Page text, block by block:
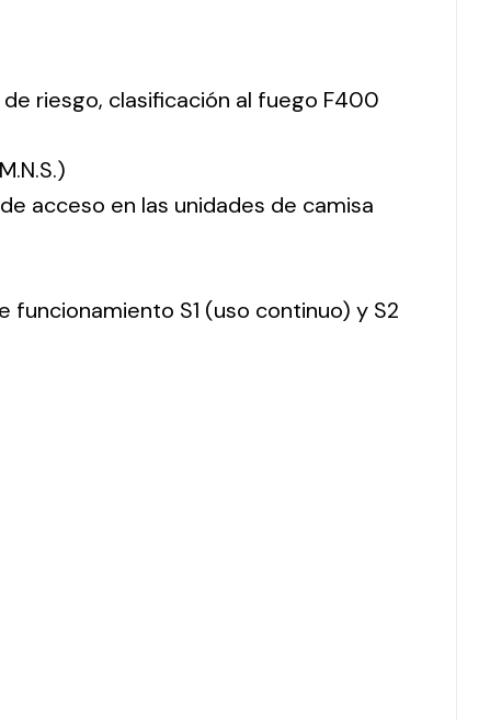
de riesgo, clasificación al fuego F400
acceso en las unidades de camisa
funcionamiento S1 (uso continuo) y S2